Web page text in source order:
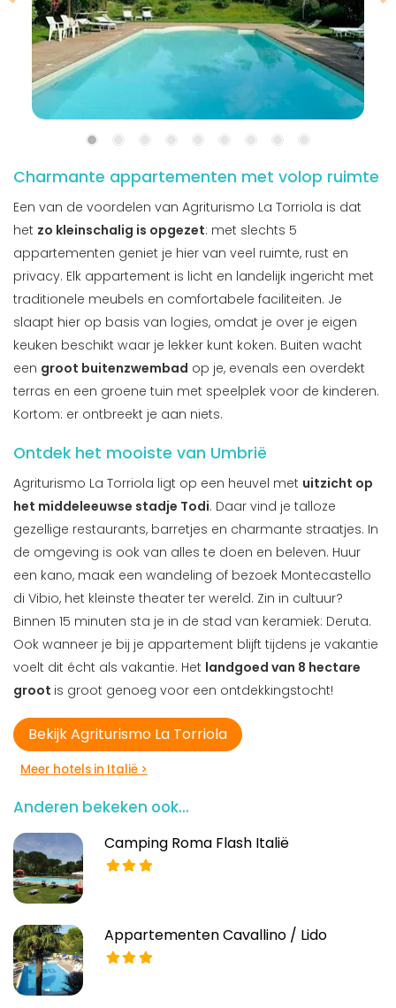
Charmante appartementen met volop ruimte
Een van de voordelen van Agriturismo La Torriola is dat
het zo kleinschalig is opgezet: met slechts 5
appartementen geniet je hier van veel ruimte, rust en
privacy. Elk appartement is licht en landelijk ingericht met
traditionele meubels en comfortabele faciliteiten. Je
slaapt hier op basis van logies, omdat je over je eigen
keuken beschikt waar je lekker kunt koken. Buiten wacht
een groot buitenzwembad op je, evenals een overdekt
terras en een groene tuin met speelplek voor de kinderen.
Kortom: er ontbreekt je aan niets.
Ontdek het mooiste van Umbrië
Agriturismo La Torriola ligt op een heuvel met uitzicht op
het middeleeuwse stadje Todi. Daar vind je talloze
gezellige restaurants, barretjes en charmante straatjes. In
de omgeving is ook van alles te doen en beleven. Huur
een kano, maak een wandeling of bezoek Montecastello
di Vibio, het kleinste theater ter wereld. Zin in cultuur?
Binnen 15 minuten sta je in de stad van keramiek: Deruta.
Ook wanneer je bij je appartement blijft tijdens je vakantie
voelt dit écht als vakantie. Het landgoed van 8 hectare
groot is groot genoeg voor een ontdekkingstocht!
Bekijk Agriturismo La Torriola
Meer hotels in Italië >
Anderen bekeken ook...
Camping Roma Flash Italië
Appartementen Cavallino / Lido